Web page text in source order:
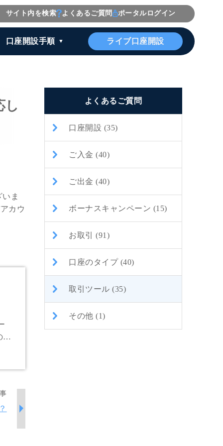
サイト内を検索 よくあるご質問 ポータルログイン
口座開設手順 ライブ口座開設
し
ま
カウ
新
よくあるご質問
口座開設 (35)
ご入金 (40)
ご出金 (40)
ボーナスキャンペーン (15)
お取引 (91)
口座のタイプ (40)
取引ツール (35)
その他 (1)